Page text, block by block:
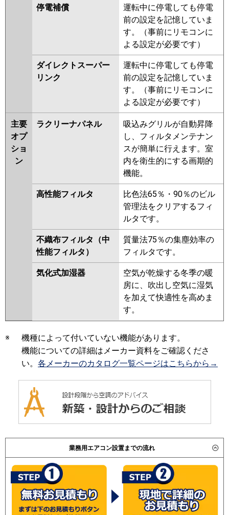
停電補償
運転中に停電しても停電
前の設定を記憶していま
す。（事前にリモコンに
よる設定が必要です）
ダイレクトスーパー
リンク
運転中に停電しても停電
前の設定を記憶していま
す。（事前にリモコンに
よる設定が必要です）
主要
オプ
ショ
ン
ラクリーナパネル
吸込みグリルが自動昇降
し、フィルタメンテナン
スが簡単に行えます。室
内を衛生的にする画期的
機能。
高性能フィルタ
比色法65％・90％のビル
管理法をクリアするフィ
ルタです。
不織布フィルタ（中
性能フィルタ）
質量法75％の集塵効率の
フィルタです。
気化式加湿器
空気が乾燥する冬季の暖
房に、吹出し空気に湿気
を加えて快適性を高めま
す。
※
機種によって付いていない機能があります。
機能についての詳細はメーカー資料をご確認くださ
い。 各メーカーのカタログ一覧ページはこちらから→
業務用エアコン設置までの流れ